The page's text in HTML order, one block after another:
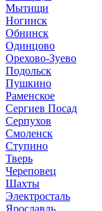
Мытищи
Ногинск
Обнинск
Одинцово
Орехово-Зуево
Подольск
Пушкино
Раменское
Сергиев Посад
Серпухов
Смоленск
Ступино
Тверь
Череповец
Шахты
Электросталь
Ярославль